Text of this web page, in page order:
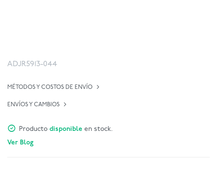
ADJR5913-044
MÉTODOS Y COSTOS DE ENVÍO
ENVÍOS Y CAMBIOS
Producto disponible en stock.
Ver Blog